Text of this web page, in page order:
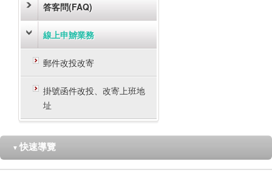
答客問(FAQ)
線上申辧業務
郵件改投改寄
掛號函件改投、改寄上班地
址
▼ 快速導覽